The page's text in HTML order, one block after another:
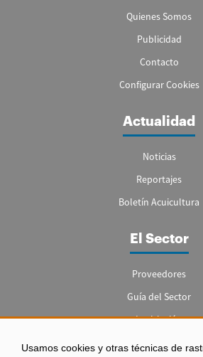
Usamos cookies y otras técnicas de
Quienes Somos
Publicidad
Contacto
Configurar Cookies
Actualidad
Noticias
Reportajes
Boletín Acuicultura
El Sector
Proveedores
Guía del Sector
Legislación
Empleo